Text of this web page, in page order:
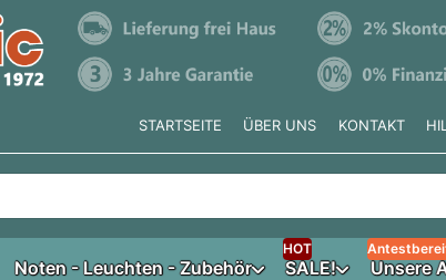
STARTSEITE ÜBER UNS KONTAKT
erscheinen automatisch erste Ergebnisse. Drücken
Noten - Leuchten - Zubehör SALE!
HOT
Unsere